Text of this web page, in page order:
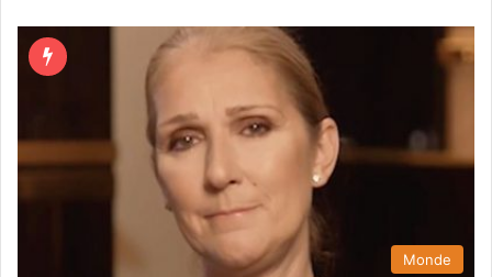
Monde